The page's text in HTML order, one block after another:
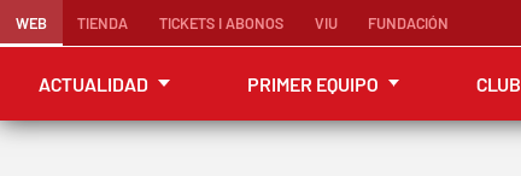
WEB TIENDA TICKETS I ABONOS VIU FUNDACIÓN
ACTUALIDAD PRIMER EQUIPO CLUB